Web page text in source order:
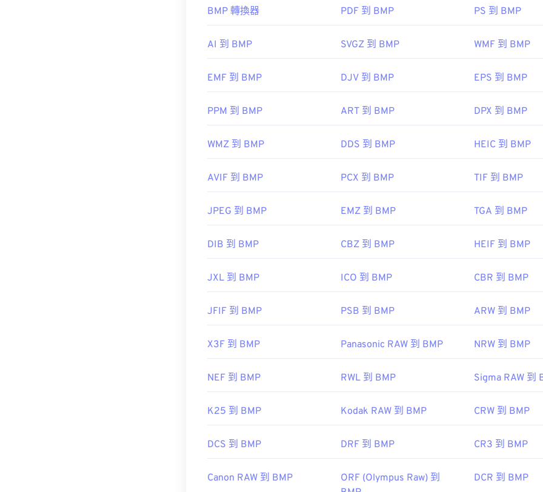
如需查看可開啟 DjVu 檔案的程式列表，請造訪
。此外，還有一些程式
初始發布：
實用連結：
target="_blank">https://www.lifewire.com/djvu-file-2620674
Microsoft Paint
ColorStrokes
初始發布日期：
1985 年 11 月 20 日
https://en.wikipedia.org/wiki/BMP_file_format
https://docs.microsoft.com/en-us/windows/win32/gdi/bitmaps
BMP 轉換器 PDF 到 BMP PS 到 BMP
AI 到 BMP SVGZ 到 BMP WMF 到 BMP
EMF 到 BMP DJV 到 BMP EPS 到 BMP
PPM 到 BMP ART 到 BMP DPX 到 BMP
WMZ 到 BMP DDS 到 BMP HEIC 到 BMP
AVIF 到 BMP PCX 到 BMP TIF 到 BMP
JPEG 到 BMP EMZ 到 BMP TGA 到 BMP
DIB 到 BMP CBZ 到 BMP HEIF 到 BMP
JXL 到 BMP ICO 到 BMP CBR 到 BMP
JFIF 到 BMP PSB 到 BMP ARW 到 BMP
X3F 到 BMP Panasonic RAW 到 BMP NRW 到 BMP
NEF 到 BMP RWL 到 BMP Sigma RAW 到
K25 到 BMP Kodak RAW 到 BMP CRW 到 BMP
DCS 到 BMP DRF 到 BMP CR3 到 BMP
Canon RAW 到 BMP
ORF (Olympus Raw) 到
DCR 到 BMP